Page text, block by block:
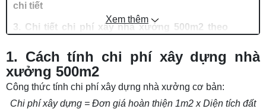
chi tiết
3. Chi tiết chi phí xây nhà xưởng 500m2 theo
3.1 Chi phí xây dựng cơ bản
3.2 Chi phí thiết kế và giấy phép
3.3 Chi phí xây dựng phụ trợ
Xem thêm
1. Cách tính chi phí xây dựng nhà
xưởng 500m2
Công thức tính chi phí xây dựng nhà xưởng cơ bản:
Chi phí xây dựng = Đơn giá hoàn thiện 1m2 x Diện tích đất